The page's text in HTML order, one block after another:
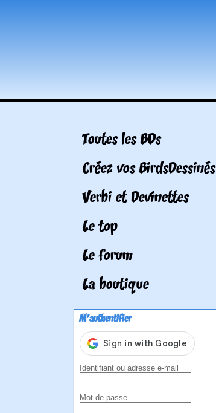
Toutes les BDs
Créez vos BirdsDessinés
Verbi et Devinettes
Le top
Le forum
La boutique
M'authentifier
Identifiant ou adresse e-mail
Mot de passe